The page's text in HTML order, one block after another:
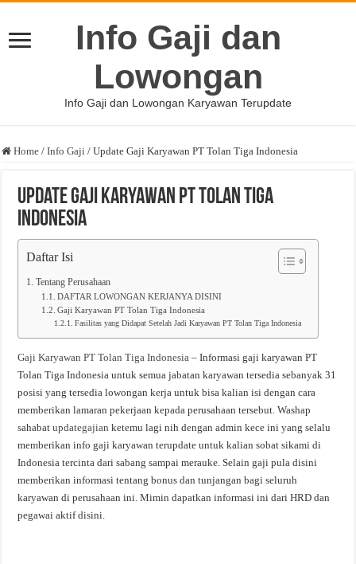
Info Gaji dan
Lowongan
Info Gaji dan Lowongan Karyawan Terupdate
Home / Info Gaji / Update Gaji Karyawan PT Tolan Tiga Indonesia
Update Gaji Karyawan PT Tolan Tiga
Indonesia
Daftar Isi
Tentang Perusahaan
DAFTAR LOWONGAN KERJANYA DISINI
Gaji Karyawan PT Tolan Tiga Indonesia
Fasilitas yang Didapat Setelah Jadi Karyawan PT Tolan Tiga Indonesia
Gaji Karyawan PT Tolan Tiga Indonesia – Informasi gaji karyawan PT
Tolan Tiga Indonesia untuk semua jabatan karyawan tersedia sebanyak 31
posisi yang tersedia lowongan kerja untuk bisa kalian isi dengan cara
memberikan lamaran pekerjaan kepada perusahaan tersebut. Washap
sahabatupdategajian ketemu lagi nih dengan admin kece ini yang selalu
memberikan info gaji karyawan terupdate untuk kalian sobat sikami di
Indonesia tercinta dari sabang sampai merauke. Selain gaji pula disini
memberikan informasi tentang bonus dan tunjangan bagi seluruh
karyawan di perusahaan ini. Mimin dapatkan informasi ini dari HRD dan
pegawai aktif disini.